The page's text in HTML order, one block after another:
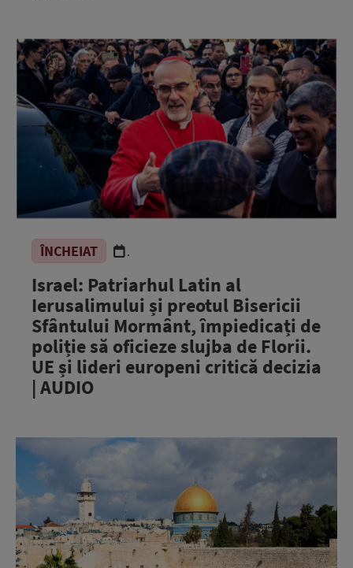
ÎNCHEIAT .
Israel: Patriarhul Latin al
Ierusalimului și preotul Bisericii
Sfântului Mormânt, împiedicați de
poliție să oficieze slujba de Florii.
UE și lideri europeni critică decizia
| AUDIO